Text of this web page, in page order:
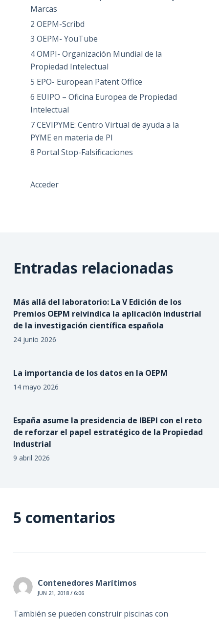
Marcas
2 OEPM-Scribd
3 OEPM- YouTube
4 OMPI- Organización Mundial de la
Propiedad Intelectual
5 EPO- European Patent Office
6 EUIPO – Oficina Europea de Propiedad
Intelectual
7 CEVIPYME: Centro Virtual de ayuda a la
PYME en materia de PI
8 Portal Stop-Falsificaciones
Acceder
Entradas relacionadas
Más allá del laboratorio: La V Edición de los
Premios OEPM reivindica la aplicación industrial
de la investigación científica española
24 junio 2026
La importancia de los datos en la OEPM
14 mayo 2026
España asume la presidencia de IBEPI con el reto
de reforzar el papel estratégico de la Propiedad
Industrial
9 abril 2026
5 comentarios
Contenedores Marítimos
JUN 21, 2018 / 6:06
También se pueden construir piscinas con